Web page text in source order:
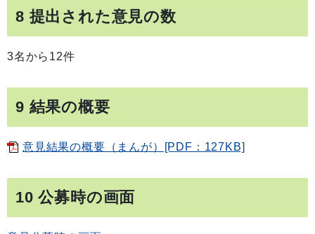
8 提出された意見の数
3名から12件
9 結果の概要
意見結果の概要（まんが）[PDF：127KB]
10 公募時の画面